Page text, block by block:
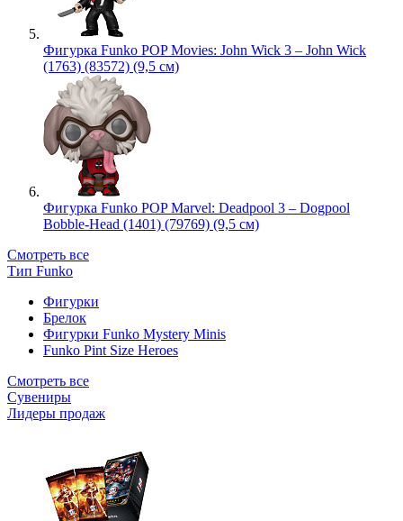
Фигурка Funko POP Movies: John Wick 3 – John Wick
(1763) (83572) (9,5 см)
Фигурка Funko POP Marvel: Deadpool 3 – Dogpool
Bobble-Head (1401) (79769) (9,5 см)
Смотреть все
Тип Funko
Фигурки
Брелок
Фигурки Funko Mystery Minis
Funko Pint Size Heroes
Смотреть все
Сувениры
Лидеры продаж